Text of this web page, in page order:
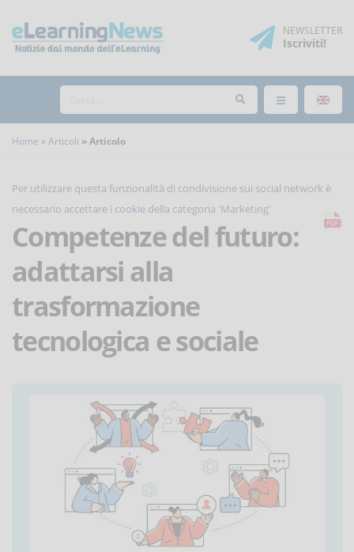
NEWSLETTER
Iscriviti!
Home Articoli Articolo
Per utilizzare questa funzionalità di condivisione sui social network è
necessario accettare i cookie della categoria 'Marketing'
Competenze del futuro:
adattarsi alla
trasformazione
tecnologica e sociale